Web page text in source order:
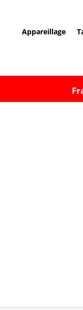
Appareillage